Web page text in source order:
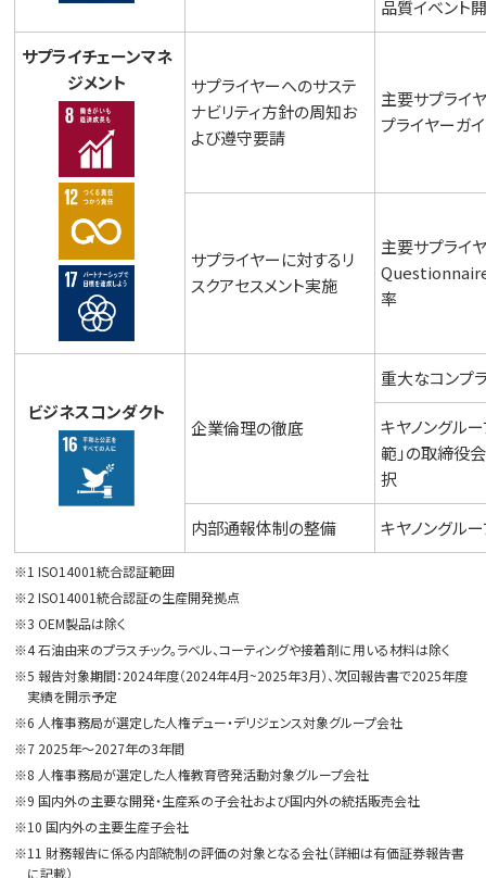
品質イベント
サプライチェーンマネ
ジメント
サプライヤーへのサステ
ナビリティ方針の周知お
よび遵守要請
主要サプライ
プライヤーガ
サプライヤーに対するリ
スクアセスメント実施
主要サプライ
Questionnaire
率
ビジネスコンダクト
企業倫理の徹底
重大なコンプ
キヤノングル
範」の取締役
択
内部通報体制の整備 キヤノングル
※1 ISO14001統合認証範囲
※2 ISO14001統合認証の生産開発拠点
※3 OEM製品は除く
※4 石油由来のプラスチック。ラベル、コーティングや接着剤に用いる材料は除く
※5 報告対象期間：2024年度（2024年4月~2025年3月）、次回報告書で2025年度
実績を開示予定
※6 人権事務局が選定した人権デュー・デリジェンス対象グループ会社
※7 2025年～2027年の3年間
※8 人権事務局が選定した人権教育啓発活動対象グループ会社
※9 国内外の主要な開発・生産系の子会社および国内外の統括販売会社
※10 国内外の主要生産子会社
※11 財務報告に係る内部統制の評価の対象となる会社（詳細は有価証券報告書
に記載）